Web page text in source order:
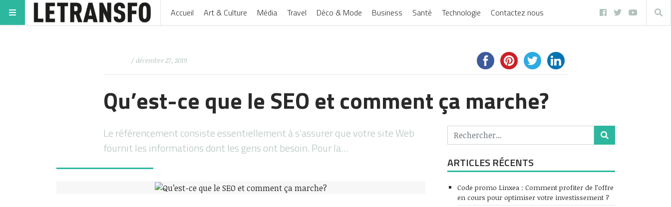
Accueil Art & Culture Média Travel Déco & Mode Business Santé Technologie Contactez nous
/ décembre 27, 2019
Qu’est-ce que le SEO et comment ça marche?
Le référencement consiste essentiellement à s’assurer que votre site Web
fournit les informations dont les gens ont besoin. Pour la…
ARTICLES RÉCENTS
Code promo Linxea : Comment profiter de l’offre
en cours pour optimiser votre investissement ?